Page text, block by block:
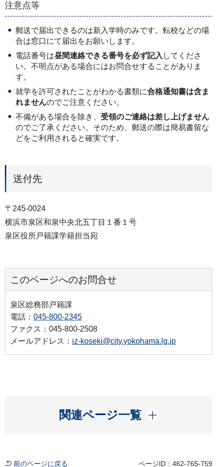
注意点等
郵送で届出できるのは新入学時のみです。転校などの場
合は窓口にて届出をお願いします。
電話番号は昼間連絡できる番号を必ず記入 してくださ
い。不明点がある場合にはお問合せすることがありま
す。
就学を許可されたことがわかる書類に合格通知書は含ま
れませんのでご注意ください。
不備がある場合を除き、 受領のご連絡は差し上げません
のでご了承ください。そのため、郵送の際は簡易書留な
どをご利用されると確実です。
送付先
〒245-0024
横浜市泉区和泉中央北五丁目１番１号
泉区役所戸籍課学籍担当宛
このページへのお問合せ
泉区総務部戸籍課
電話： 045-800-2345
ファクス：045-800-2508
メールアドレス： iz-koseki@city.yokohama.lg.jp
関連ページ一覧
開く
前のページに戻る ページID：462-765-759